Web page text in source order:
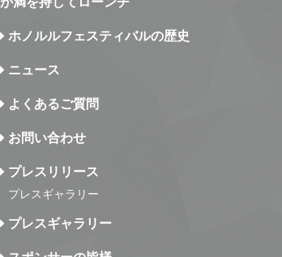
ホノルルフェスティバルの歴史
ニュース
よくあるご質問
お問い合わせ
プレスリリース
プレスギャラリー
プレスギャラリー